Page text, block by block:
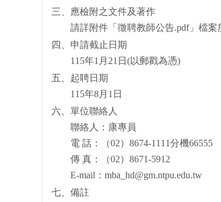
三、應檢附之文件及著作
請詳附件「徵聘教師公告.pdf」檔案
四、申請截止日期
115年1月21日(以郵戳為憑)
五、起聘日期
115年8月1日
六、單位聯絡人
聯絡人：康專員
電 話：（02）8674-1111分機66555
傳 真：（02）8671-5912
E-mail：mba_hd@gm.ntpu.edu.tw
七、備註